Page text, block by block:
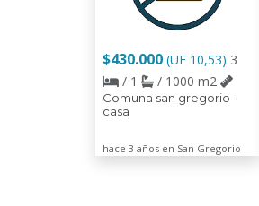
$430.000 (UF 10,53) 3
/ 1
/ 1000 m2
Comuna san gregorio -
casa
hace 3 años en San Gregorio